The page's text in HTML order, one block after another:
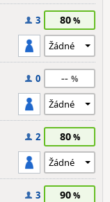
3 80
0 --
2 80
3 90